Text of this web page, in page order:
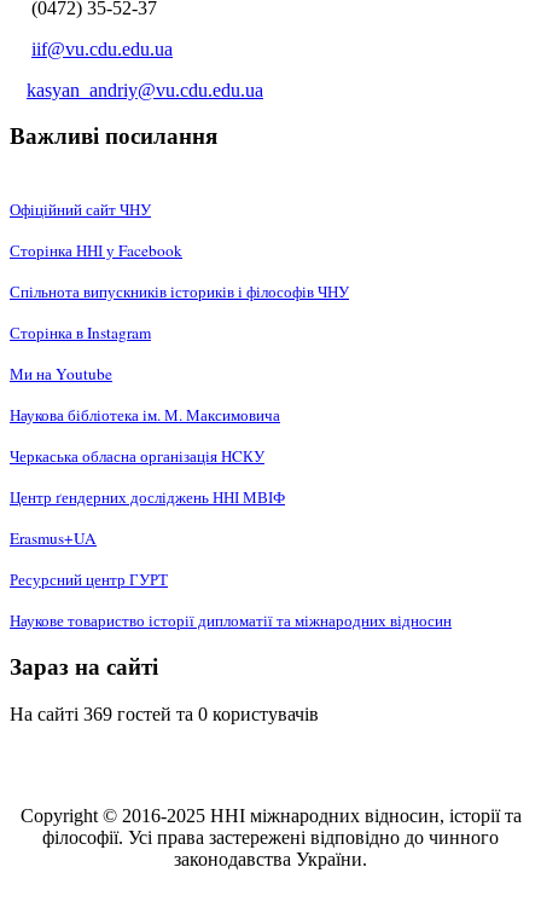
(0472) 35-52-37
iif@vu.cdu.edu.ua
kasyan_andriy@vu.cdu.edu.ua
Важливі посилання
Офіційний сайт ЧНУ
Сторінка ННІ у Facebook
Спільнота випускників істориків і філософів ЧНУ
Сторінка в Instagram
Ми на Youtube
Наукова бібліотека ім. М. Максимовича
Черкаська обласна організація НCКУ
Центр ґендерних досліджень ННІ МВІФ
Erasmus+UA
Ресурсний центр ГУРТ
Наукове товариство історії дипломатії та міжнародних відносин
Зараз на сайті
На сайті 369 гостей та 0 користувачів
Copyright © 2016-2025 ННІ міжнародних відносин, історії та
філософії. Усі права застережені відповідно до чинного
законодавства України.